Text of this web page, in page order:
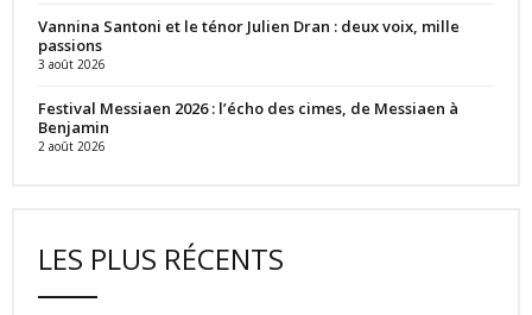
Vannina Santoni et le ténor Julien Dran : deux voix, mille
passions
3 août 2026
Festival Messiaen 2026 : l’écho des cimes, de Messiaen à
Benjamin
2 août 2026
LES PLUS RÉCENTS